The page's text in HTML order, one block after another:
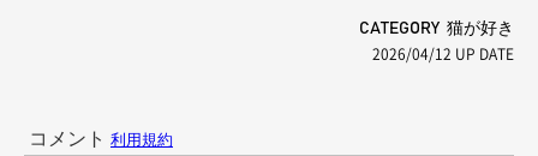
CATEGORY 猫が好き
2026/04/12 UP DATE